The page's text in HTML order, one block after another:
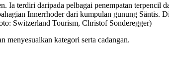
Ia terdiri daripada pelbagai penempatan terpencil
Innerrhoder dari kumpulan gunung Säntis.
Switzerland Tourism, Christof Sonderegger)
menyesuaikan kategori serta cadangan.